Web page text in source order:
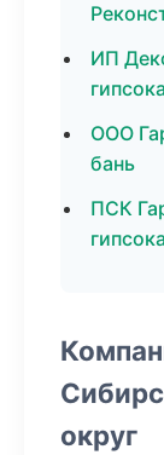
ИП
ООО
бань
ПСК
округ